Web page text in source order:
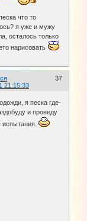
что то
я уже и мужу
осталось только
нарисовать
37
21:15:33
я песка где-
и проведу
испытания.